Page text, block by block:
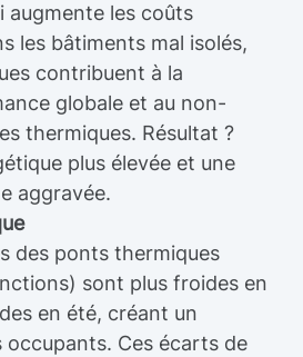
augmente les coûts
les bâtiments mal isolés,
contribuent à la
globale et au non-
thermiques. Résultat ?
plus élevée et une
aggravée.
des ponts thermiques
sont plus froides en
en été, créant un
Ces écarts de